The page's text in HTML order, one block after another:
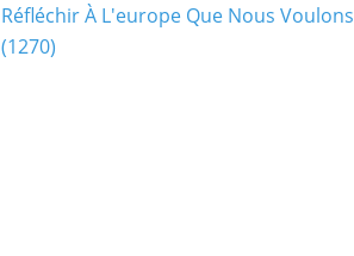
Réfléchir À L'europe Que Nous Voulons
(1270)